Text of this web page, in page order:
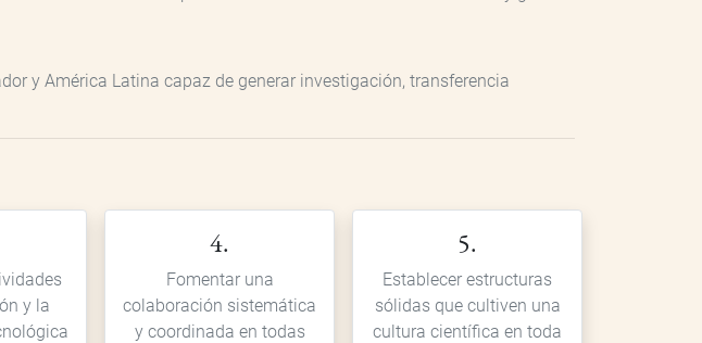
y América Latina capaz de generar investigación, transferencia
y la
4.
Fomentar una
colaboración sistemática
y coordinada en todas
5.
Establecer estructuras
sólidas que cultiven una
cultura científica en toda